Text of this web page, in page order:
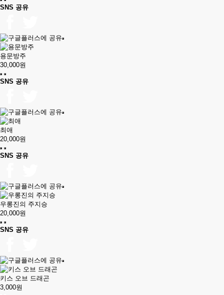
SNS 공유
용문방주
30,000원
SNS 공유
최애
20,000원
SNS 공유
우롱진의 주지승
20,000원
SNS 공유
키스 오브 드래곤
3,000원